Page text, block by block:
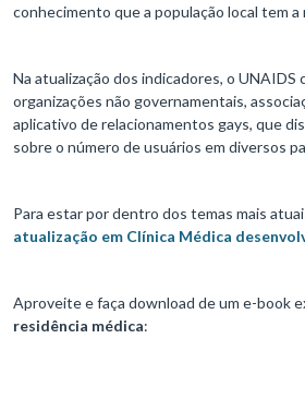
conhecimento que a população local tem
Na atualização dos indicadores, o UNAIDS
organizações não governamentais,
aplicativo de relacionamentos gays, que
sobre o número de usuários em diversos
Para estar por dentro dos temas mais
atualização em Clínica Médica
Aproveite e faça download de um e-book
residência médica: